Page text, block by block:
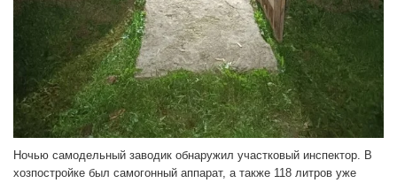
Ночью самодельный заводик обнаружил участковый инспектор. В
хозпостройке был самогонный аппарат, а также 118 литров уже